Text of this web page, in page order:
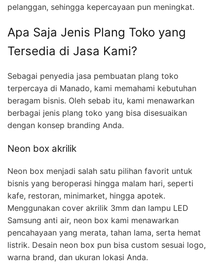
pelanggan, sehingga kepercayaan pun meningkat.
Apa Saja Jenis Plang Toko yang
Tersedia di Jasa Kami?
Sebagai penyedia jasa pembuatan plang toko
terpercaya di Manado, kami memahami kebutuhan
beragam bisnis. Oleh sebab itu, kami menawarkan
berbagai jenis plang toko yang bisa disesuaikan
dengan konsep branding Anda.
Neon box akrilik
Neon box menjadi salah satu pilihan favorit untuk
bisnis yang beroperasi hingga malam hari, seperti
kafe, restoran, minimarket, hingga apotek.
Menggunakan cover akrilik 3mm dan lampu LED
Samsung anti air, neon box kami menawarkan
pencahayaan yang merata, tahan lama, serta hemat
listrik. Desain neon box pun bisa custom sesuai logo,
warna brand, dan ukuran lokasi Anda.